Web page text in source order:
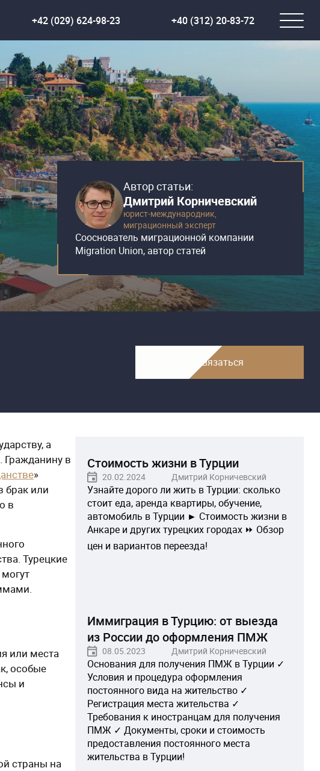
+42 (029) 624-98-23 +40 (312) 20-83-72
Автор статьи:
Дмитрий Корничевский
юрист-международник,
миграционный эксперт
Сооснователь миграционной компании
Migration Union, автор статей
Связаться
а
Гражданину в
»
брак или
в
Турецкие
или места
особые
и
страны на
Стоимость жизни в Турции
20.02.2024 Дмитрий Корничевский
Узнайте дорого ли жить в Турции: сколько
стоит еда, аренда квартиры, обучение,
автомобиль в Турции ► Стоимость жизни в
Анкаре и других турецких городах ⏩ Обзор
цен и вариантов переезда!
Иммиграция в Турцию: от выезда
из России до оформления ПМЖ
08.05.2023 Дмитрий Корничевский
Основания для получения ПМЖ в Турции ✓
Условия и процедура оформления
постоянного вида на жительство ✓
Регистрация места жительства ✓
Требования к иностранцам для получения
ПМЖ ✓ Документы, сроки и стоимость
предоставления постоянного места
жительства в Турции!